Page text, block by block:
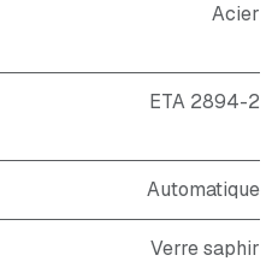
Acier
ETA 2894-2
Automatique
Verre saphir